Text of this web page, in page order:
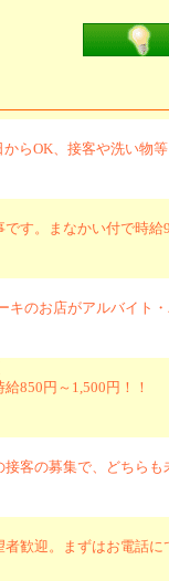
らOK、接客や洗い物
す。まなかい付で時給
キのお店がアルバイト
850円～1,500円！！
客の募集で、どちら
歓迎。まずはお電話